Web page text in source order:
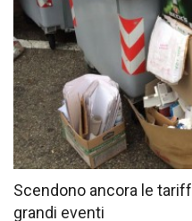
Scendono ancora le
grandi eventi